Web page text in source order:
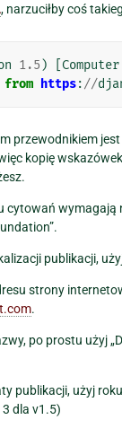
, narzuciłby coś
1.5 ) Computer
from https://
przewodnikiem
kopię
cytowań wymagają
publikacji,
strony
.
po prostu użyj
publikacji, użyj
dla v1.5)